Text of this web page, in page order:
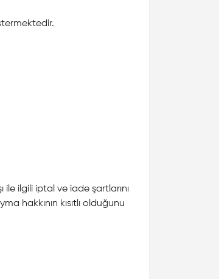
ile ilgili iptal ve iade şartlarını
hakkının kısıtlı olduğunu